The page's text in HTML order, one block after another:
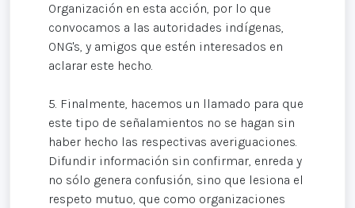
Organización en esta acción, por lo que
convocamos a las autoridades indígenas,
ONG's, y amigos que estén interesados en
aclarar este hecho.
5. Finalmente, hacemos un llamado para que
este tipo de señalamientos no se hagan sin
haber hecho las respectivas averiguaciones.
Difundir información sin confirmar, enreda y
no sólo genera confusión, sino que lesiona el
respeto mutuo, que como organizaciones